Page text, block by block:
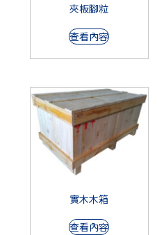
夾板腳粒
查看內容
實木木箱
查看內容